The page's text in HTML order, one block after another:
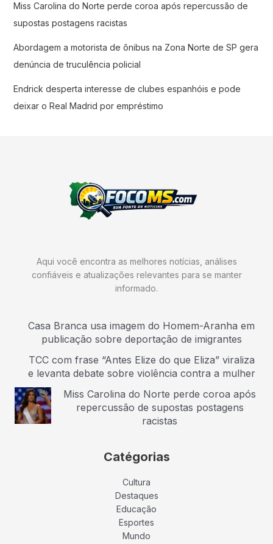
Miss Carolina do Norte perde coroa após repercussão de
supostas postagens racistas
Abordagem a motorista de ônibus na Zona Norte de SP gera
denúncia de truculência policial
Endrick desperta interesse de clubes espanhóis e pode
deixar o Real Madrid por empréstimo
Aqui você encontra as melhores notícias, análises
confiáveis e atualizações relevantes para se manter
informado.
Casa Branca usa imagem do Homem-Aranha em
publicação sobre deportação de imigrantes
TCC com frase “Antes Elize do que Eliza” viraliza
e levanta debate sobre violência contra a mulher
Miss Carolina do Norte perde coroa após
repercussão de supostas postagens
racistas
Catégorias
Cultura
Destaques
Educação
Esportes
Mundo